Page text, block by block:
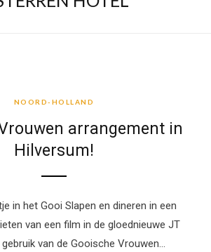
NOORD-HOLLAND
arrangement in
Hilversum!
in het Gooi Slapen en dineren in een
van een film in de gloednieuwe JT
van de Gooische Vrouwen…